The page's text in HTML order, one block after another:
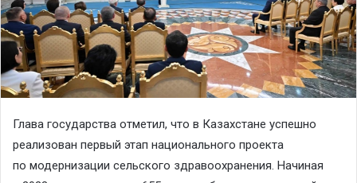
Глава государства отметил, что в Казахстане успешно
реализован первый этап национального проекта
по модернизации сельского здравоохранения. Начиная